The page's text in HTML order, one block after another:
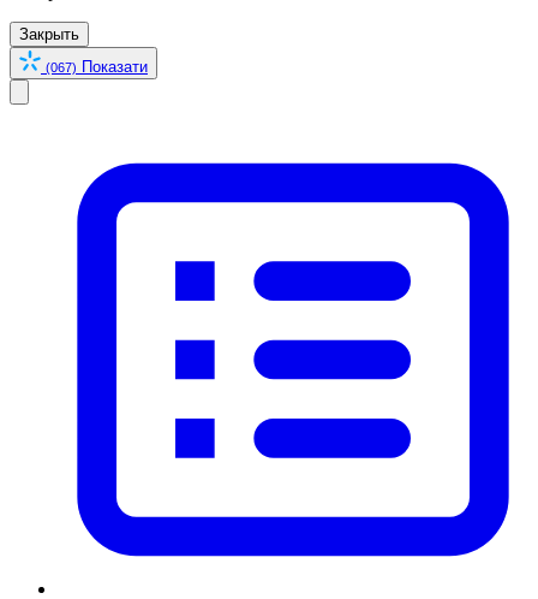
Закрыть
(067) Показати